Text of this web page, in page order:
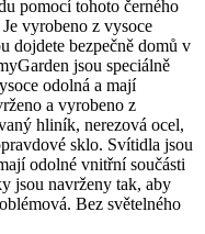
pomocí tohoto černého
vyrobeno z vysoce
dojdete bezpečně domů v
jsou speciálně
odolná a mají
a vyrobeno z
hliník, nerezová ocel,
sklo. Svítidla jsou
odolné vnitřní součásti
jsou navrženy tak, aby
Bez světelného